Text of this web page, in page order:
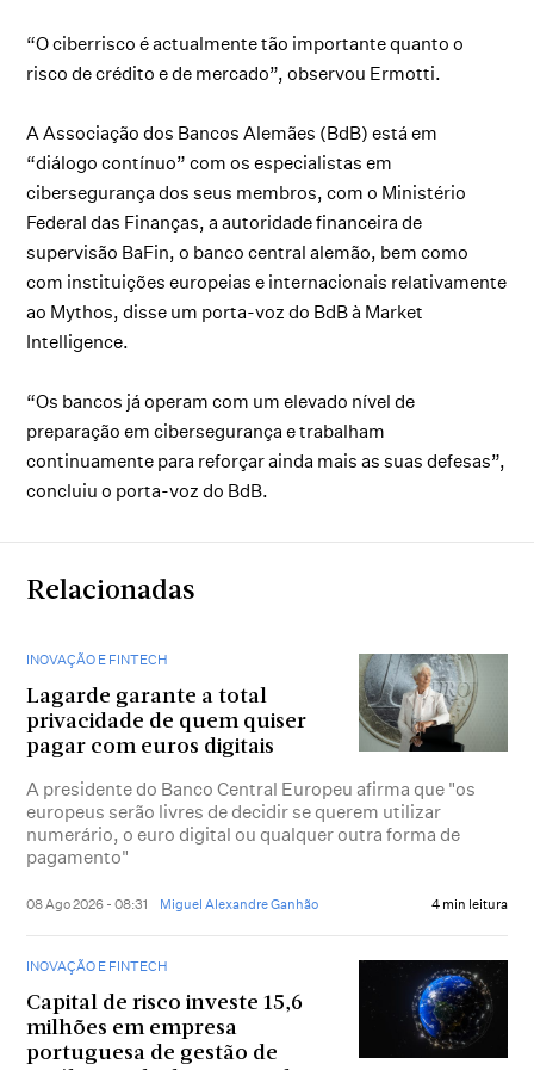
“O ciberrisco é actualmente tão importante quanto o
risco de crédito e de mercado”, observou Ermotti.
A Associação dos Bancos Alemães (BdB) está em
“diálogo contínuo” com os especialistas em
cibersegurança dos seus membros, com o Ministério
Federal das Finanças, a autoridade financeira de
supervisão BaFin, o banco central alemão, bem como
com instituições europeias e internacionais relativamente
ao Mythos, disse um porta-voz do BdB à Market
Intelligence.
“Os bancos já operam com um elevado nível de
preparação em cibersegurança e trabalham
continuamente para reforçar ainda mais as suas defesas”,
concluiu o porta-voz do BdB.
Relacionadas
INOVAÇÃO E FINTECH
Lagarde garante a total
privacidade de quem quiser
pagar com euros digitais
A presidente do Banco Central Europeu afirma que "os
europeus serão livres de decidir se querem utilizar
numerário, o euro digital ou qualquer outra forma de
pagamento"
08 Ago 2026 - 08:31 Miguel Alexandre Ganhão 4 min leitura
INOVAÇÃO E FINTECH
Capital de risco investe 15,6
milhões em empresa
portuguesa de gestão de